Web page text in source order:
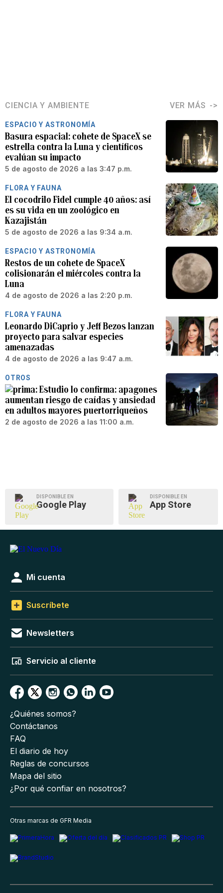
CIENCIA Y AMBIENTE VER MÁS
ESPACIO Y ASTRONOMÍA
Basura espacial: cohete de SpaceX se
estrella contra la Luna y científicos
evalúan su impacto
5 de agosto de 2026 a las 3:47 p.m.
FLORA Y FAUNA
El cocodrilo Fidel cumple 40 años: así
es su vida en un zoológico en
Kazajistán
5 de agosto de 2026 a las 9:34 a.m.
ESPACIO Y ASTRONOMÍA
Restos de un cohete de SpaceX
colisionarán el miércoles contra la
Luna
4 de agosto de 2026 a las 2:20 p.m.
FLORA Y FAUNA
Leonardo DiCaprio y Jeff Bezos lanzan
proyecto para salvar especies
amenazadas
4 de agosto de 2026 a las 9:47 a.m.
OTROS
Estudio lo confirma: apagones
aumentan riesgo de caídas y ansiedad
en adultos mayores puertorriqueños
2 de agosto de 2026 a las 11:00 a.m.
DISPONIBLE EN
Google Play
DISPONIBLE EN
App Store
Mi cuenta
Suscríbete
Newsletters
Servicio al cliente
¿Quiénes somos?
Contáctanos
FAQ
El diario de hoy
Reglas de concursos
Mapa del sitio
¿Por qué confiar en nosotros?
Otras marcas de GFR Media